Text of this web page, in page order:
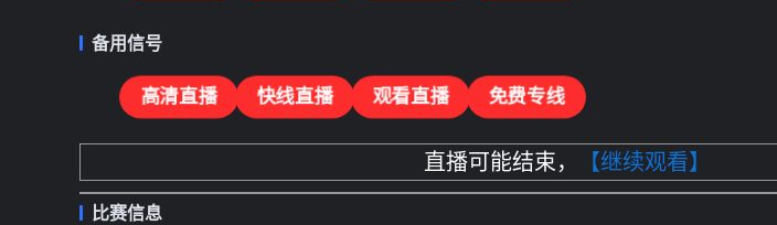
备用信号
高清直播 快线直播 观看直播 免费专线
直播可能结束， 【继续观看】
比赛信息